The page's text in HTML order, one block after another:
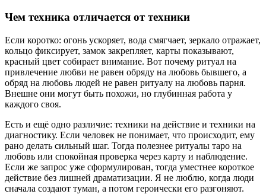
Чем техника отличается от техники
Если коротко: огонь ускоряет, вода смягчает, зеркало отражает,
кольцо фиксирует, замок закрепляет, карты показывают,
красный цвет собирает внимание. Вот почему ритуал на
привлечение любви не равен обряду на любовь бывшего, а
обряд на любовь людей не равен ритуалу на любовь парня.
Внешне они могут быть похожи, но глубинная работа у
каждого своя.
Есть и ещё одно различие: техники на действие и техники на
диагностику. Если человек не понимает, что происходит, ему
рано делать сильный шаг. Тогда полезнее ритуалы таро на
любовь или спокойная проверка через карту и наблюдение.
Если же запрос уже сформулирован, тогда уместнее короткое
действие без лишней драматизации. Я не люблю, когда люди
сначала создают туман, а потом героически его разгоняют.